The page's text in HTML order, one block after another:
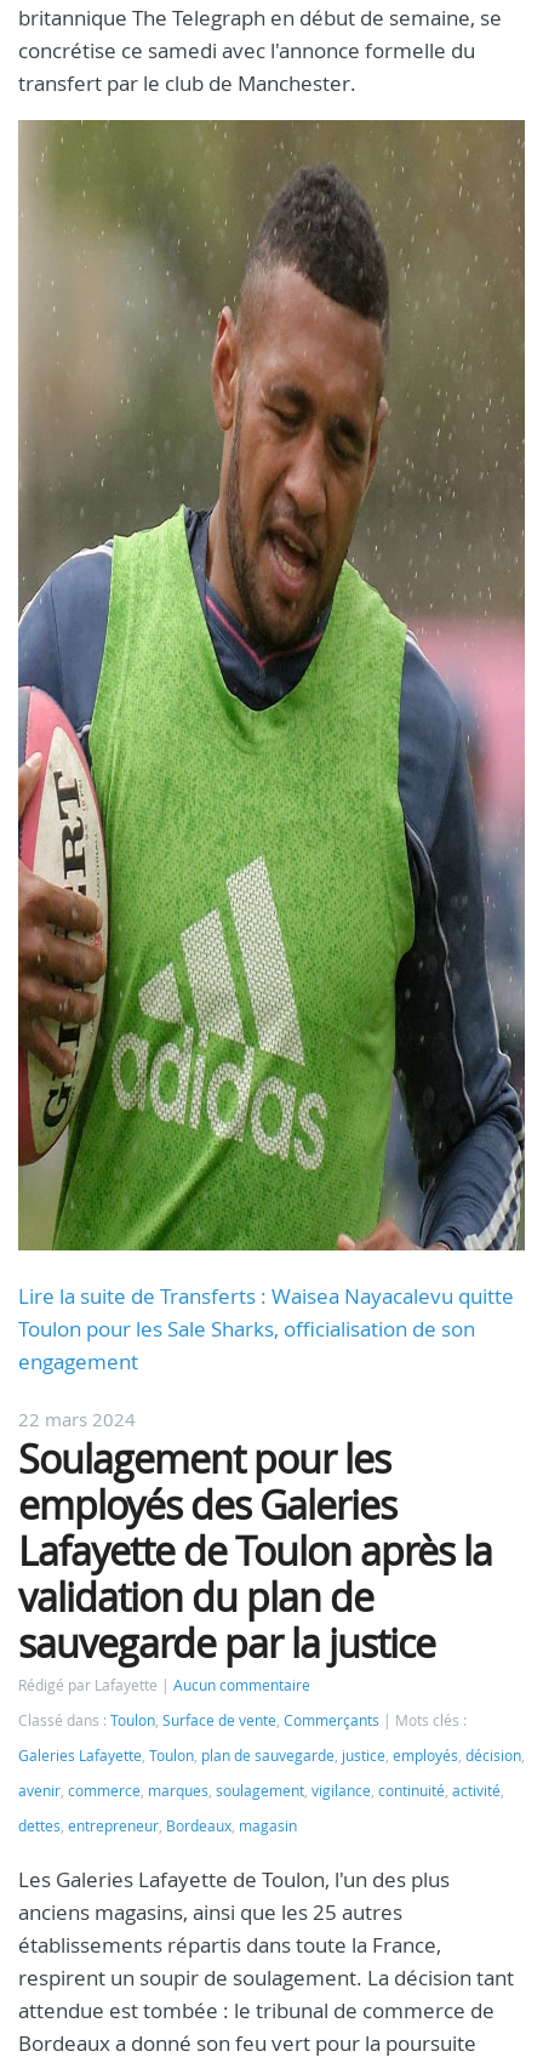
britannique The Telegraph en début de semaine, se
concrétise ce samedi avec l'annonce formelle du
transfert par le club de Manchester.
Lire la suite de Transferts : Waisea Nayacalevu quitte
Toulon pour les Sale Sharks, officialisation de son
engagement
22 mars 2024
Soulagement pour les
employés des Galeries
Lafayette de Toulon après la
validation du plan de
sauvegarde par la justice
Rédigé par Lafayette
Aucun commentaire
Classé dans : Toulon, Surface de vente, Commerçants
Mots clés :
Galeries Lafayette, Toulon, plan de sauvegarde, justice, employés, décision,
avenir, commerce, marques, soulagement, vigilance, continuité, activité,
dettes, entrepreneur, Bordeaux, magasin
Les Galeries Lafayette de Toulon, l'un des plus
anciens magasins, ainsi que les 25 autres
établissements répartis dans toute la France,
respirent un soupir de soulagement. La décision tant
attendue est tombée : le tribunal de commerce de
Bordeaux a donné son feu vert pour la poursuite